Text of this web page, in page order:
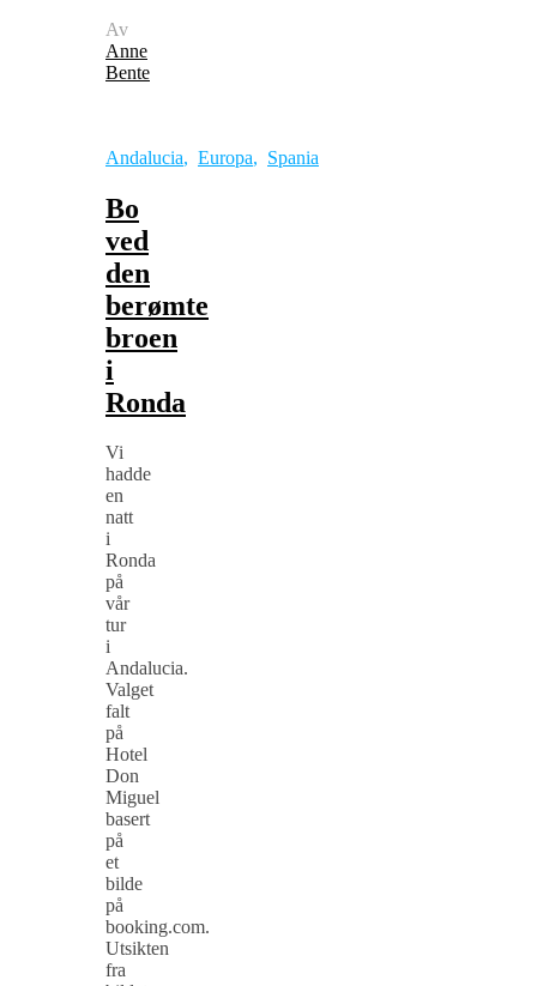
Av
Anne
Bente
Andalucia, Europa, Spania
Bo
ved
den
berømte
broen
i
Ronda
Vi
hadde
en
natt
i
Ronda
på
vår
tur
i
Andalucia.
Valget
falt
på
Hotel
Don
Miguel
basert
på
et
bilde
på
booking.com.
Utsikten
fra